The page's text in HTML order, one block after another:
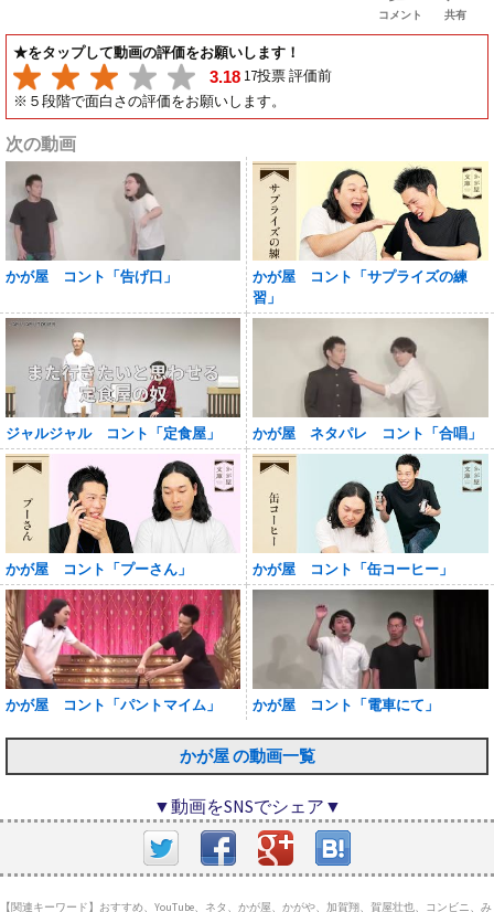
コメント 共有
★をタップして動画の評価をお願いします！
3.18 17投票 評価前
※５段階で面白さの評価をお願いします。
次の動画
かが屋 コント「告げ口」
かが屋 コント「サプライズの練
習」
ジャルジャル コント「定食屋」 かが屋 ネタパレ コント「合唱」
かが屋 コント「プーさん」 かが屋 コント「缶コーヒー」
かが屋 コント「パントマイム」 かが屋 コント「電車にて」
かが屋 の動画一覧
▼動画をSNSでシェア▼
【関連キーワード】おすすめ、YouTube、ネタ、かが屋、かがや、加賀翔、賀屋壮也、コンビニ、み